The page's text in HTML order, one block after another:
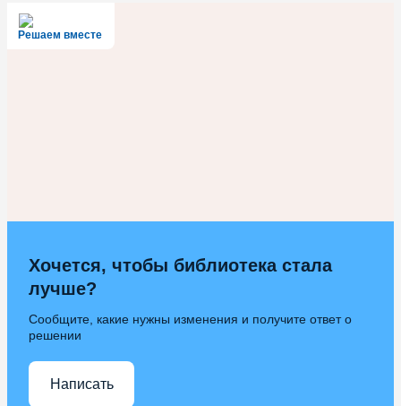
Решаем вместе
Хочется, чтобы библиотека стала
лучше?
Сообщите, какие нужны изменения и получите ответ о
решении
Написать